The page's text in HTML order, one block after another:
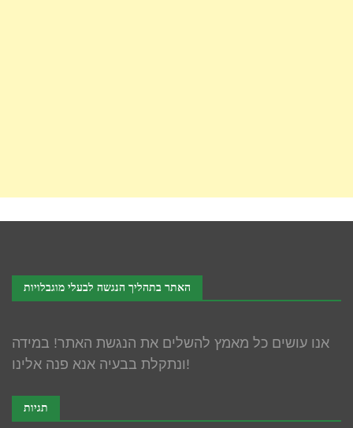
האתר בתהליך הנגשה לבעלי מוגבלויות
אנו עושים כל מאמץ להשלים את הנגשת האתר! במידה
ונתקלת בבעיה אנא פנה אלינו!
תגיות